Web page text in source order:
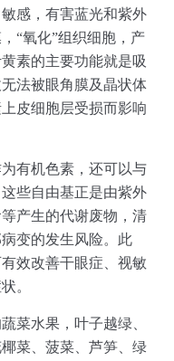
感，有害蓝光和紫外
“氧化”组织细胞，产
素的主要功能就是吸
法被眼角膜及晶状体
皮细胞层受损而影响
有机色素，还可以与
些自由基正是由紫外
产生的代谢废物，清
变的发生风险。此
效改善干眼症、视敏
。
菜水果，叶子越绿、
菜、菠菜、芦笋、绿